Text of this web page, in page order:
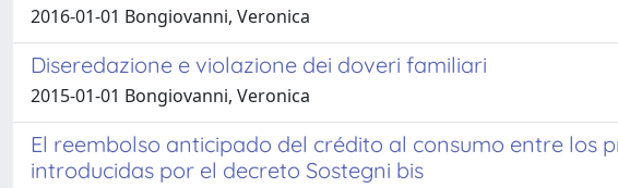
2016-01-01 Bongiovanni, Veronica
Diseredazione e violazione dei doveri familiari
2015-01-01 Bongiovanni, Veronica
El reembolso anticipado del crédito al consumo entre los
introducidas por el decreto Sostegni bis